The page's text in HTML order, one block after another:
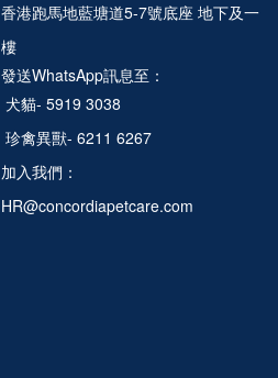
香港跑馬地藍塘道5-7號底座 地下及一
樓
發送WhatsApp訊息至：
犬貓- 5919 3038
珍禽異獸- 6211 6267
加入我們：
HR@concordiapetcare.com